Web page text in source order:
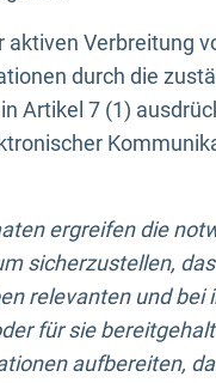
aktiven Verbreitung
durch die
Artikel 7 (1)
ergreifen die
sicherzustellen,
relevanten und bei
für sie
aufbereiten,